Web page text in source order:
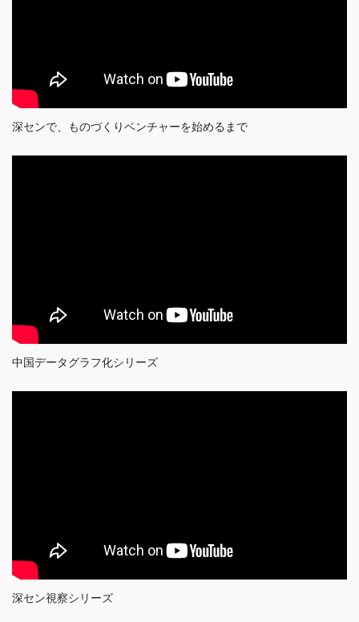
深センで、ものづくりベンチャーを始めるまで
中国データグラフ化シリーズ
深セン視察シリーズ